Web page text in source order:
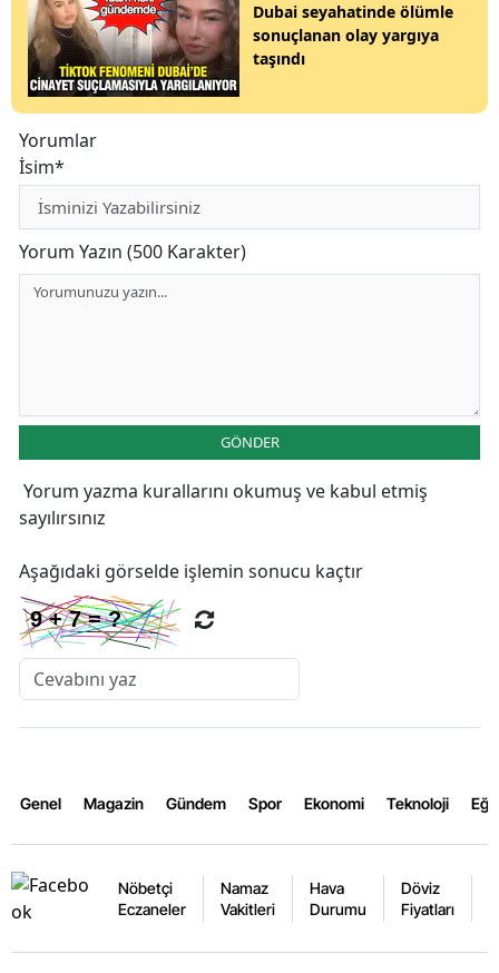
Dubai seyahatinde ölümle
sonuçlanan olay yargıya
taşındı
Yorumlar
İsim*
Yorum Yazın (500 Karakter)
GÖNDER
Yorum yazma kurallarını okumuş ve kabul etmiş
sayılırsınız
Aşağıdaki görselde işlemin sonucu kaçtır
Genel Magazin Gündem Spor Ekonomi Teknoloji
Nöbetçi
Eczaneler
Namaz
Vakitleri
Hava
Durumu
Döviz
Fiyatları